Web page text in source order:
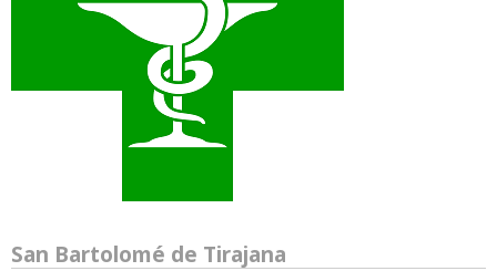
San Bartolomé de Tirajana